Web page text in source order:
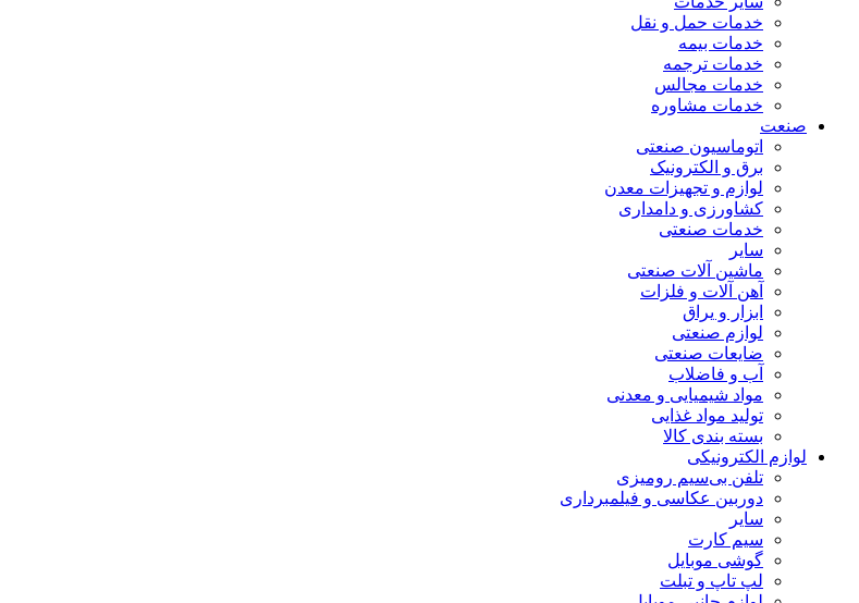
خدمات حمل و نقل
خدمات بیمه
خدمات ترجمه
خدمات مجالس
خدمات مشاوره
صنعت
اتوماسیون صنعتی
برق و الکترونیک
لوازم و تجهیزات معدن
کشاورزی و دامداری
خدمات صنعتی
سایر
ماشین آلات صنعتی
آهن آلات و فلزات
ابزار و یراق
لوازم صنعتی
ضایعات صنعتی
آب و فاضلاب
مواد شیمیایی و معدنی
تولید مواد غذایی
بسته بندی کالا
لوازم الکترونیکی
تلفن بی‌سیم رومیزی
دوربین عکاسی و فیلمبرداری
سایر
سیم کارت
گوشی موبایل
لپ تاپ و تبلت